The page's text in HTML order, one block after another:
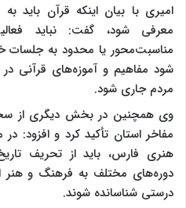
امیری با بیان اینکه قرآن باید
معرفی شود، گفت: نباید
مناسبت‌محور یا محدود به جلسات
شود مفاهیم و آموزه‌های قرآنی در
مردم جاری شود.
وی همچنین در بخش دیگری از
مفاخر استان تأکید کرد و
هنری فارس، باید از تحریف
دوره‌های مختلف به فرهنگ و هنر
درستی شناسانده شوند.